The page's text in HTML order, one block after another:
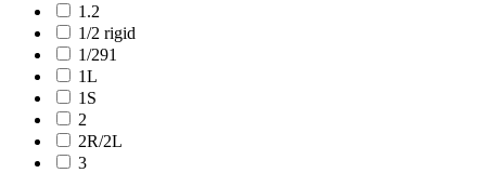
1.2
1/2 rigid
1/291
1L
1S
2
2R/2L
3